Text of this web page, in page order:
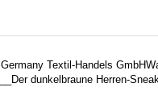
Textil-Handels
dunkelbraune Herren-